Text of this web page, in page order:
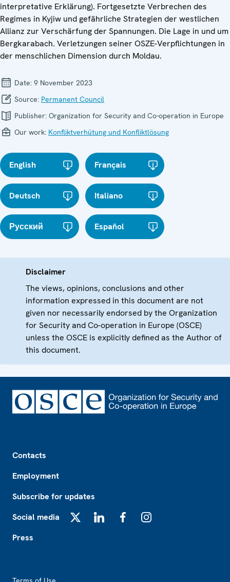
interpretative Erklärung). Fortgesetzte Verbrechen des
Regimes in Kyjiw und gefährliche Strategien der westlichen
Allianz zur Verschärfung der Spannungen. Die Lage in und um
Bergkarabach. Verletzungen seiner OSZE-Verpflichtungen in
der menschlichen Dimension durch Moldau.
Date: 9 November 2023
Source: Permanent Council
Publisher: Organization for Security and Co-operation in Europe
Our work: Konfliktverhütung und Konfliktlösung
English Français
Deutsch Italiano
Русский Español
Disclaimer
The views, opinions, conclusions and other
information expressed in this document are not
given nor necessarily endorsed by the Organization
for Security and Co-operation in Europe (OSCE)
unless the OSCE is explicitly defined as the Author of
this document.
Contacts
Employment
Subscribe for updates
Social media
Press